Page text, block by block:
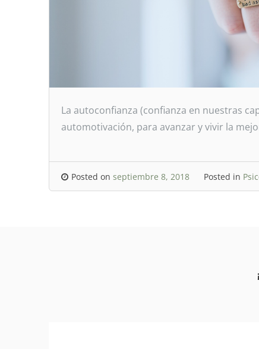
La autoconfianza (confianza en nuestras
automotivación, para avanzar y vivir la
Posted on septiembre 8, 2018 Posted in